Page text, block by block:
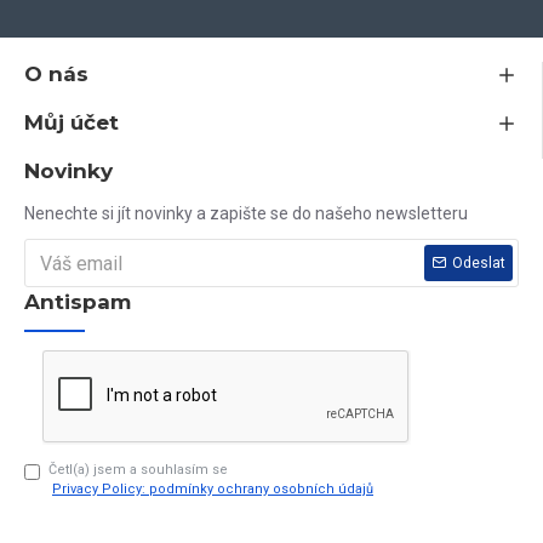
10 dnů.
Vaše dotazy rádi zodpovíme na tel. čísle 603 79 79 79
O nás
Můj účet
Novinky
Nenechte si jít novinky a zapište se do našeho newsletteru
Odeslat
Antispam
Četl(a) jsem a souhlasím se
Privacy Policy: podmínky ochrany osobních údajů